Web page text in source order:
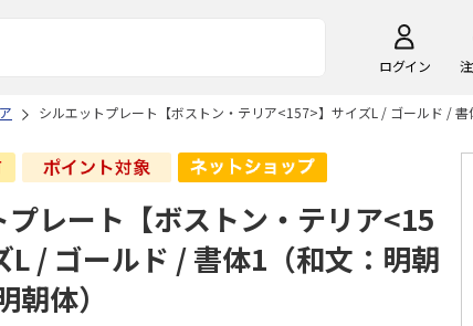
ログイン
シルエットプレート【ボストン・テリア<157>】サイズL / ゴールド / 書
プレート【ボストン・テリア<15
L / ゴールド / 書体1（和文：明朝
体）